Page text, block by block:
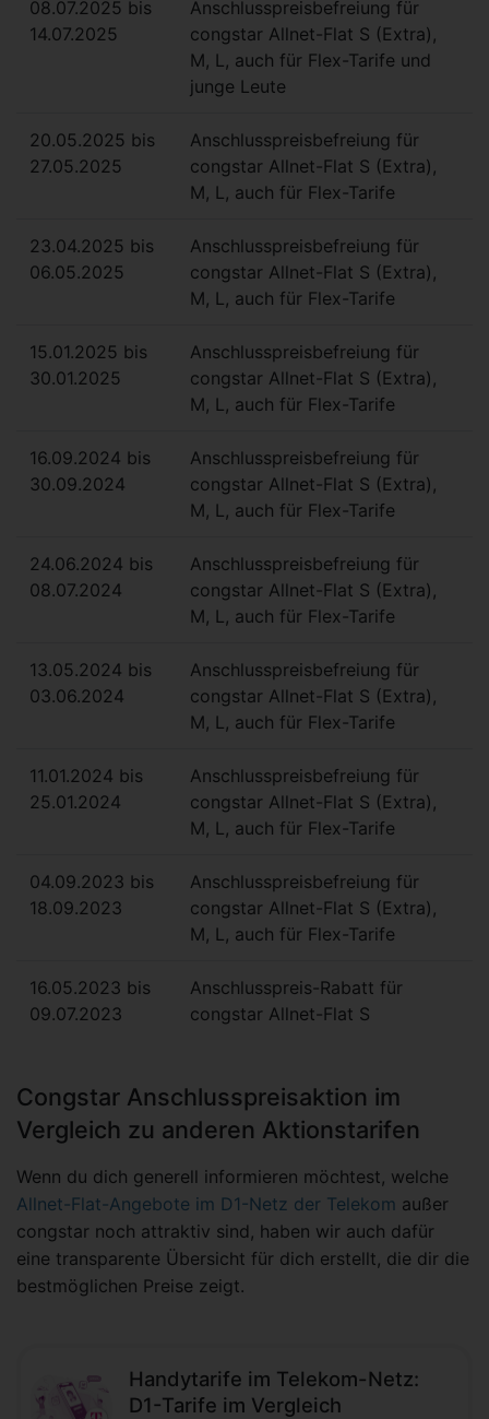
08.07.2025 bis
14.07.2025
Anschlusspreisbefreiung für
congstar Allnet-Flat S (Extra),
M, L, auch für Flex-Tarife und
junge Leute
20.05.2025 bis
27.05.2025
Anschlusspreisbefreiung für
congstar Allnet-Flat S (Extra),
M, L, auch für Flex-Tarife
23.04.2025 bis
06.05.2025
Anschlusspreisbefreiung für
congstar Allnet-Flat S (Extra),
M, L, auch für Flex-Tarife
15.01.2025 bis
30.01.2025
Anschlusspreisbefreiung für
congstar Allnet-Flat S (Extra),
M, L, auch für Flex-Tarife
16.09.2024 bis
30.09.2024
Anschlusspreisbefreiung für
congstar Allnet-Flat S (Extra),
M, L, auch für Flex-Tarife
24.06.2024 bis
08.07.2024
Anschlusspreisbefreiung für
congstar Allnet-Flat S (Extra),
M, L, auch für Flex-Tarife
13.05.2024 bis
03.06.2024
Anschlusspreisbefreiung für
congstar Allnet-Flat S (Extra),
M, L, auch für Flex-Tarife
11.01.2024 bis
25.01.2024
Anschlusspreisbefreiung für
congstar Allnet-Flat S (Extra),
M, L, auch für Flex-Tarife
04.09.2023 bis
18.09.2023
Anschlusspreisbefreiung für
congstar Allnet-Flat S (Extra),
M, L, auch für Flex-Tarife
16.05.2023 bis
09.07.2023
Anschlusspreis-Rabatt für
congstar Allnet-Flat S
Congstar Anschlusspreisaktion im
Vergleich zu anderen Aktionstarifen
Wenn du dich generell informieren möchtest, welche
Allnet-Flat-Angebote im D1-Netz der Telekom außer
congstar noch attraktiv sind, haben wir auch dafür
eine transparente Übersicht für dich erstellt, die dir die
bestmöglichen Preise zeigt.
Handytarife im Telekom-Netz:
D1-Tarife im Vergleich